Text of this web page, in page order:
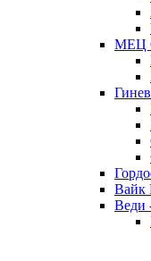
МЕЦ
Вайк
Веди